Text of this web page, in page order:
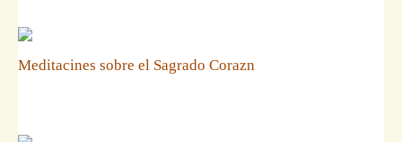
Meditacines sobre el Sagrado Corazn